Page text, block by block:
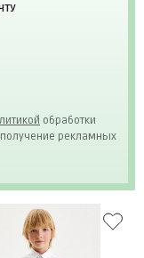
обработки
рекламных